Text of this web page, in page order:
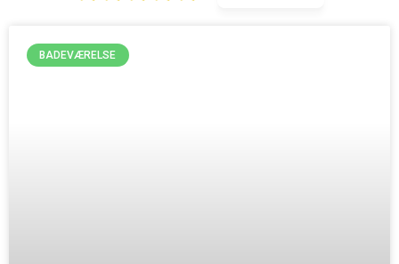
BADEVÆRELSE